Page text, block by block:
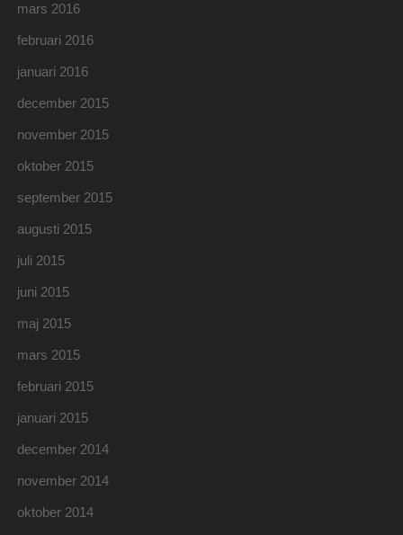
mars 2016
februari 2016
januari 2016
december 2015
november 2015
oktober 2015
september 2015
augusti 2015
juli 2015
juni 2015
maj 2015
mars 2015
februari 2015
januari 2015
december 2014
november 2014
oktober 2014